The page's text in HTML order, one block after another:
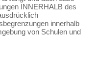
INNERHALB des
innerhalb
von Schulen und